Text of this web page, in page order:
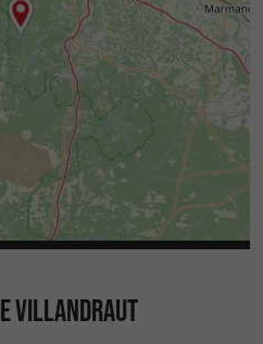
VILLANDRAUT